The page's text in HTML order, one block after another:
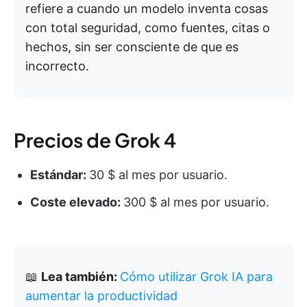
refiere a cuando un modelo inventa cosas
con total seguridad, como fuentes, citas o
hechos, sin ser consciente de que es
incorrecto.
Precios de Grok 4
Estándar: 30 $ al mes por usuario.
Coste elevado: 300 $ al mes por usuario.
📖 Lea también: Cómo utilizar Grok IA para
aumentar la productividad